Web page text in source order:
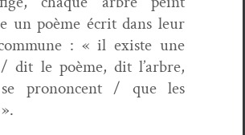
un poème écrit dans leur
: « il existe une
dit le poème, dit l’arbre,
pronon­cent / que les